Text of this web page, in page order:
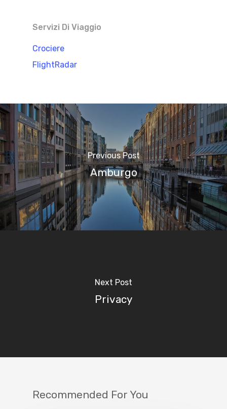
Servizi Di Viaggio
Crociere
FlightRadar
Previous Post
Amburgo
Next Post
Privacy
Recommended For You